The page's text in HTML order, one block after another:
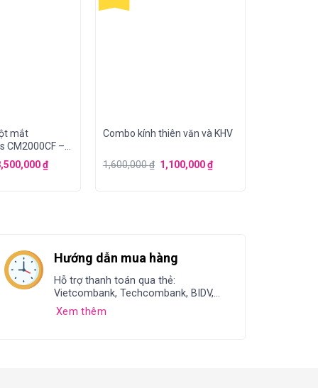
mắt
CM2000CF –
₫
Combo kính thiên văn và KHV
1,600,000₫ 1,100,000₫
Hướng dẫn mua hàng
Hỗ trợ thanh toán qua thẻ:
Vietcombank, Techcombank, BIDV,...
Xem thêm